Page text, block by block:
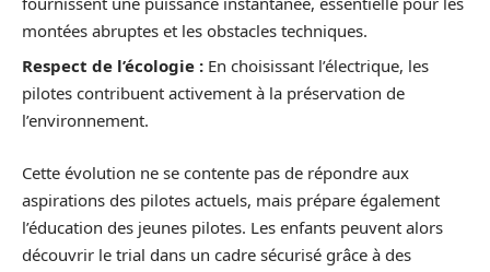
montées abruptes et les obstacles techniques.
Respect de l’écologie : En choisissant l’électrique, les
pilotes contribuent activement à la préservation de
l’environnement.
Cette évolution ne se contente pas de répondre aux
aspirations des pilotes actuels, mais prépare également
l’éducation des jeunes pilotes. Les enfants peuvent alors
découvrir le trial dans un cadre sécurisé grâce à des